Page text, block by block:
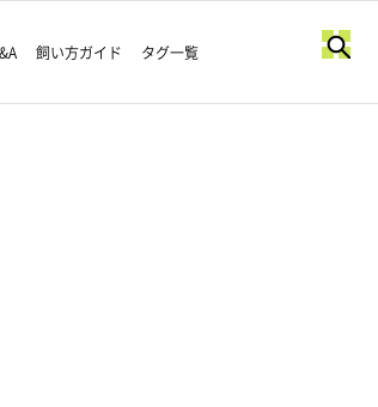
飼い方ガイド タグ一覧